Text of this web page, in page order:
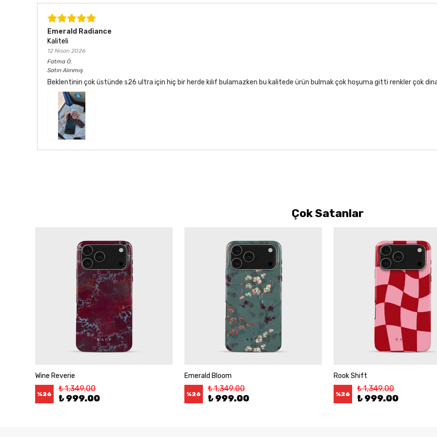
Emerald Radiance
Kaliteli
12 Nisan 2026
Fatma Ö.
Satın Alınmış
Beklentinin çok üstünde s26 ultra için hiç bir herde kılıf bulamazken bu kalitede ürün bulmak çok hoşuma gitti renkler çok
Çok Satanlar
Wine Reverie
%26
₺ 1,349.00
₺ 999.00
Emerald Bloom
%26
₺ 1,349.00
₺ 999.00
Rook Shift
%26
₺ 1,349.00
₺ 999.00